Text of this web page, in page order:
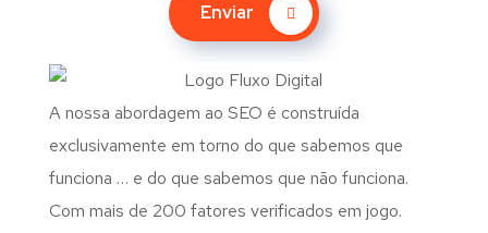
Enviar
A nossa abordagem ao SEO é construída
exclusivamente em torno do que sabemos que
funciona … e do que sabemos que não funciona.
Com mais de 200 fatores verificados em jogo.